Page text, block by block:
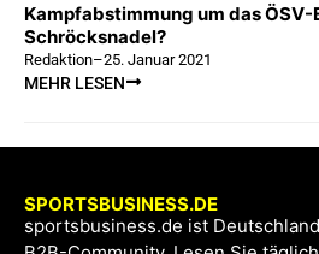
Kampfabstimmung um das ÖSV-
Schröcksnadel?
Redaktion–25. Januar 2021
MEHR LESEN
SPORTSBUSINESS.DE
sportsbusiness.de ist